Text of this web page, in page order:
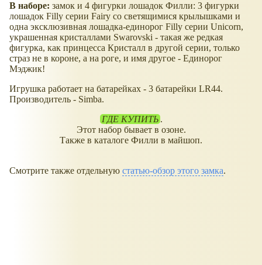
В наборе: замок и 4 фигурки лошадок Филли: 3 фигурки
лошадок Filly серии Fairy со светящимися крылышками и
одна эксклюзивная лошадка-единорог Filly серии Unicorn,
украшенная кристаллами Swarovski - такая же редкая
фигурка, как принцесса Кристалл в другой серии, только
страз не в короне, а на роге, и имя другое - Единорог
Мэджик!
Игрушка работает на батарейках - 3 батарейки LR44.
Производитель - Simba.
ГДЕ КУПИТЬ.
Этот набор бывает в озоне.
Также в каталоге Филли в майшоп.
Смотрите также отдельную статью-обзор этого замка.